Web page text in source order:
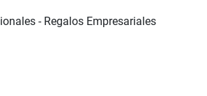
- Regalos Empresariales